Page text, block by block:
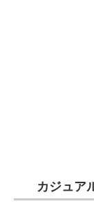
カジュア